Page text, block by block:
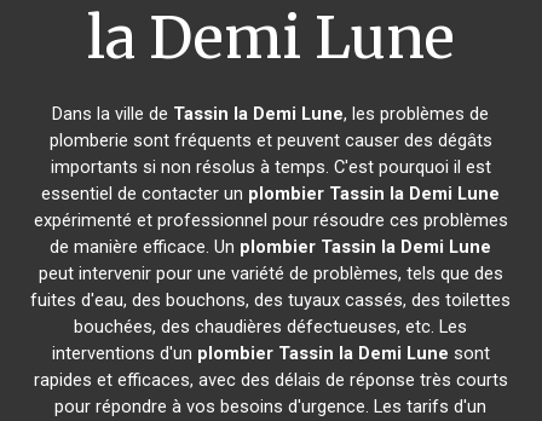
la Demi Lune
Dans la ville de Tassin la Demi Lune, les problèmes de
plomberie sont fréquents et peuvent causer des dégâts
importants si non résolus à temps. C'est pourquoi il est
essentiel de contacter un plombier Tassin la Demi Lune
expérimenté et professionnel pour résoudre ces problèmes
de manière efficace. Un plombier Tassin la Demi Lune
peut intervenir pour une variété de problèmes, tels que des
fuites d'eau, des bouchons, des tuyaux cassés, des toilettes
bouchées, des chaudières défectueuses, etc. Les
interventions d'un plombier Tassin la Demi Lune sont
rapides et efficaces, avec des délais de réponse très courts
pour répondre à vos besoins d'urgence. Les tarifs d'un